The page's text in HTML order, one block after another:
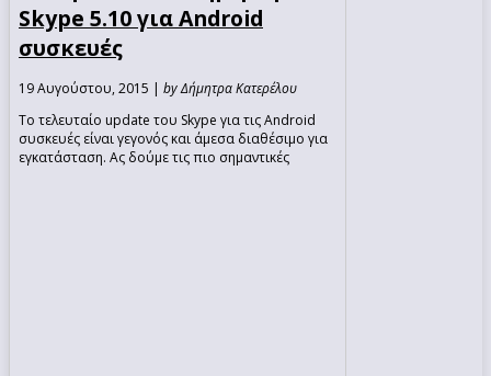
Skype 5.10 για Android
συσκευές
19 Αυγούστου, 2015 | by Δήμητρα Κατερέλου
Το τελευταίο update του Skype για τις Android
συσκευές είναι γεγονός και άμεσα διαθέσιμο για
εγκατάσταση. Ας δούμε τις πιο σημαντικές